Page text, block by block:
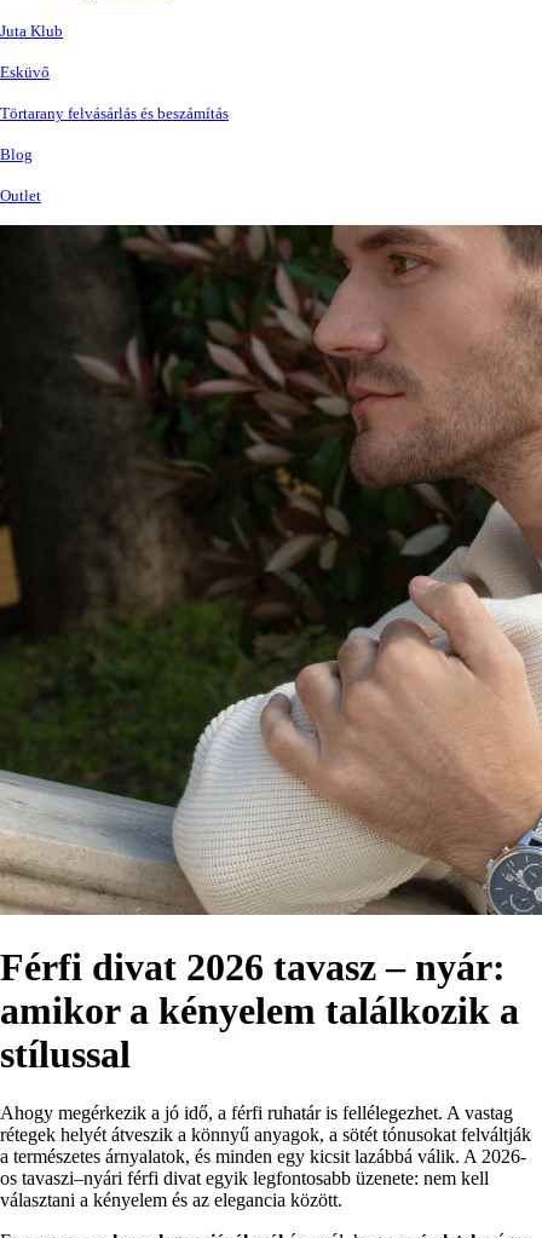
Juta Klub
Esküvő
Törtarany felvásárlás és beszámítás
Blog
Outlet
Férfi divat 2026 tavasz – nyár:
amikor a kényelem találkozik a
stílussal
Ahogy megérkezik a jó idő, a férfi ruhatár is fellélegezhet. A vastag
rétegek helyét átveszik a könnyű anyagok, a sötét tónusokat felváltják
a természetes árnyalatok, és minden egy kicsit lazábbá válik. A 2026-
os tavaszi–nyári férfi divat egyik legfontosabb üzenete: nem kell
választani a kényelem és az elegancia között.